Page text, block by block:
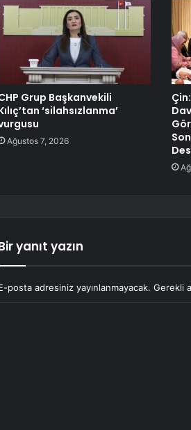
Grup Başkanvekili
‘silahsızlanma’
Ağustos 7, 2026
yanıt yazın
posta adresiniz yayınlanmayacak. Gerekli